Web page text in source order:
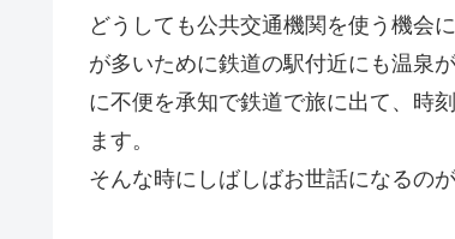
どうしても公共交通機関を使う機会
が多いために鉄道の駅付近にも温泉
に不便を承知で鉄道で旅に出て、時
ます。
そんな時にしばしばお世話になるの